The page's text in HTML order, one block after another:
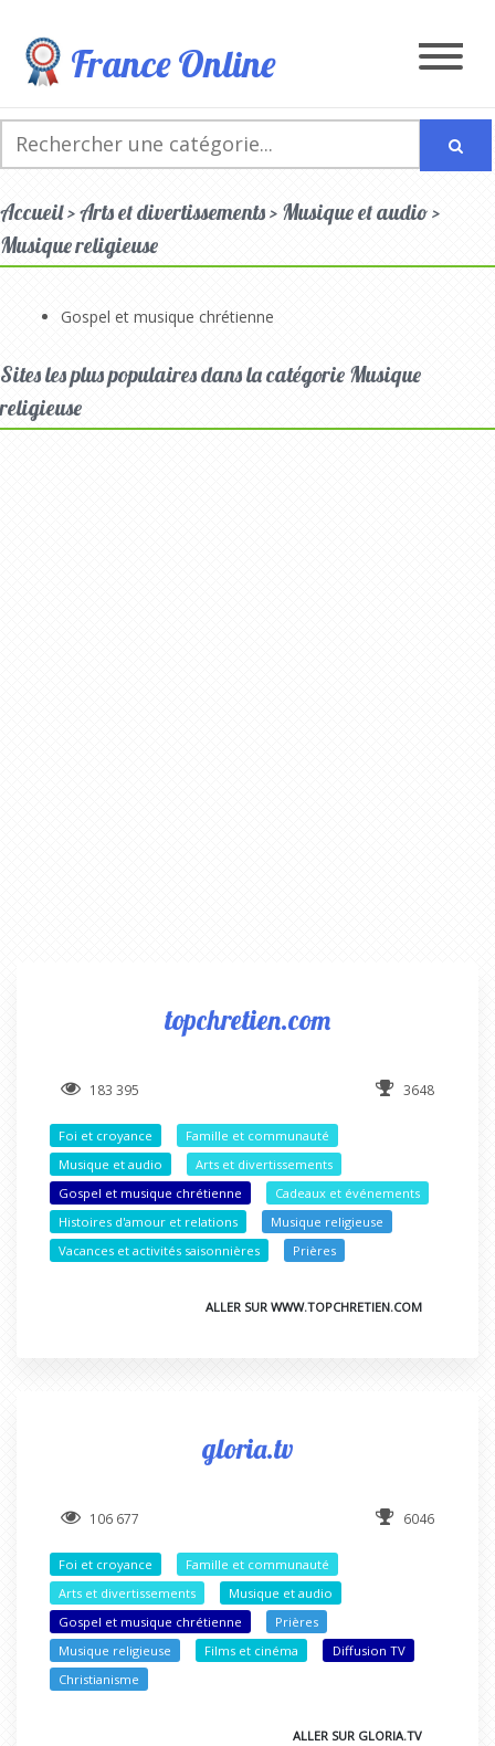
France Online
Accueil > Arts et divertissements > Musique et audio >
Musique religieuse
Gospel et musique chrétienne
Sites les plus populaires dans la catégorie Musique
religieuse
topchretien.com
183 395 3648
Foi et croyance
Famille et communauté
Musique et audio
Arts et divertissements
Gospel et musique chrétienne
Cadeaux et événements
Histoires d'amour et relations
Musique religieuse
Vacances et activités saisonnières
Prières
ALLER SUR WWW.TOPCHRETIEN.COM
gloria.tv
106 677 6046
Foi et croyance
Famille et communauté
Arts et divertissements
Musique et audio
Gospel et musique chrétienne
Prières
Musique religieuse
Films et cinéma
Diffusion TV
Christianisme
ALLER SUR GLORIA.TV